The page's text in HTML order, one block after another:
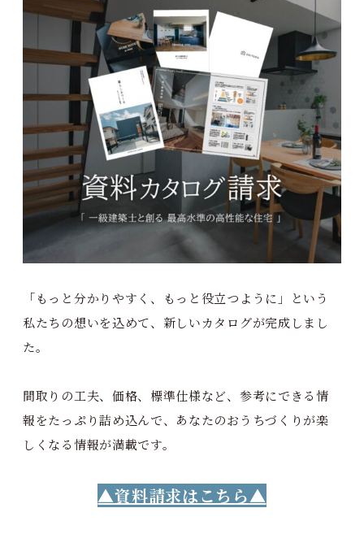
「もっと分かりやすく、もっと役立つように」という
私たちの想いを込めて、新しいカタログが完成しまし
た。
間取りの工夫、価格、標準仕様など、参考にできる情
報をたっぷり詰め込んで、あなたのおうちづくりが楽
しくなる情報が満載です。
▲資料請求はこちら▲